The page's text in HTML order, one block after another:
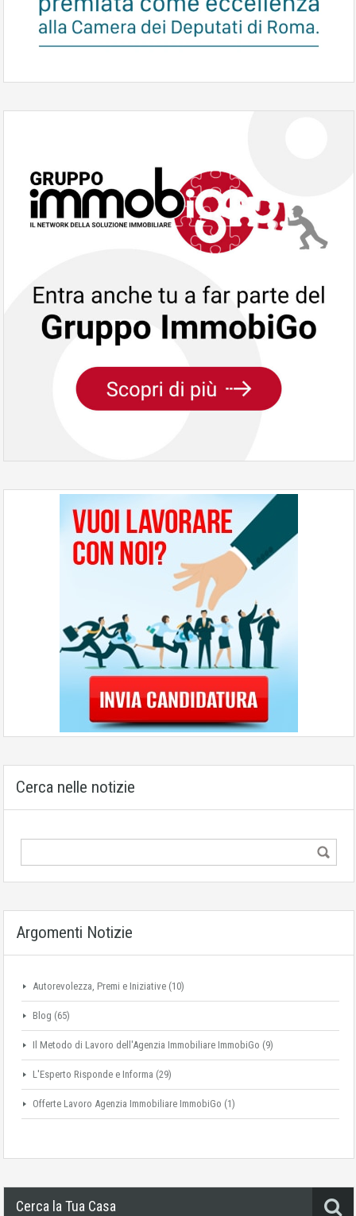
Cerca nelle notizie
Argomenti Notizie
Autorevolezza, Premi e Iniziative (10)
Blog (65)
Il Metodo di Lavoro dell'Agenzia Immobiliare ImmobiGo (9)
L'Esperto Risponde e Informa (29)
Offerte Lavoro Agenzia Immobiliare ImmobiGo (1)
Cerca la Tua Casa